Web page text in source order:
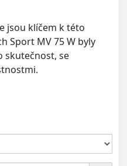
jsou klíčem k této
Sport MV 75 W byly
skutečnost, se